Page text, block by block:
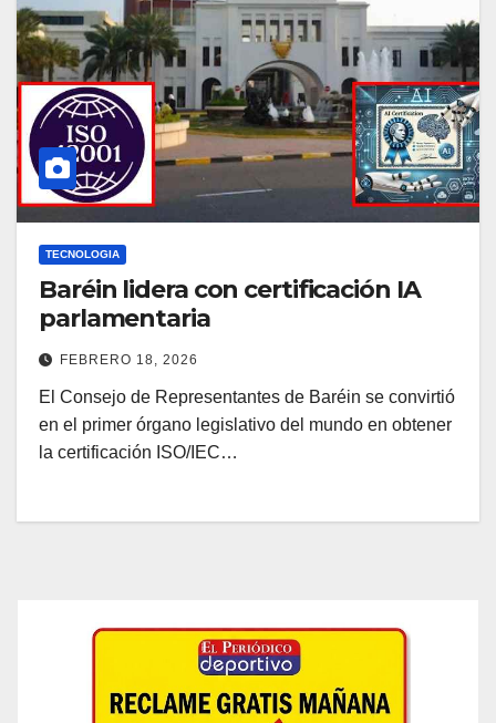
TECNOLOGIA
Baréin lidera con certificación IA
parlamentaria
FEBRERO 18, 2026
El Consejo de Representantes de Baréin se convirtió
en el primer órgano legislativo del mundo en obtener
la certificación ISO/IEC…